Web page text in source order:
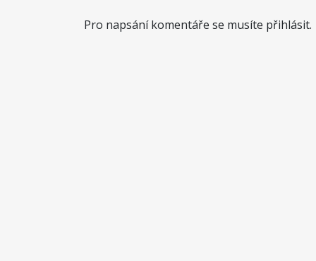
Pro napsání komentáře se musíte přihlásit.